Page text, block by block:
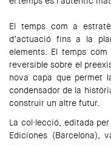
El temps com a
d’actuació fins a la
elements. El temps
reversible sobre el
nova capa que permet
condensador de la
construir un altre futur.
La col·lecció, editada
Ediciones (Barcelona),